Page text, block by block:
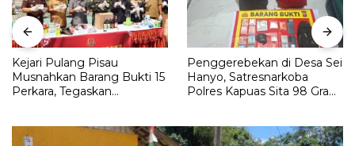
Kejari Pulang Pisau
Musnahkan Barang Bukti 15
Perkara, Tegaskan
Penggerebekan di Desa Sei
Hanyo, Satresnarkoba
Polres Kapuas Sita 98 Gram